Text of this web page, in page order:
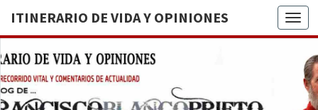
ITINERARIO DE VIDA Y OPINIONES
BREVE